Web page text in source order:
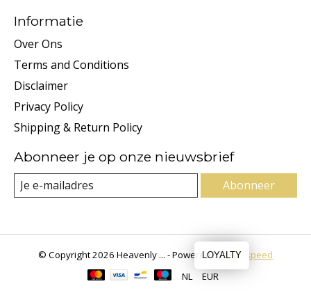
Informatie
Over Ons
Terms and Conditions
Disclaimer
Privacy Policy
Shipping & Return Policy
Abonneer je op onze nieuwsbrief
Abonneer
© Copyright 2026 Heavenly ... - Powered byLightspeed
NL
EUR
LOYALTY